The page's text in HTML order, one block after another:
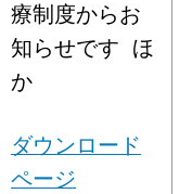
療制度からお
知らせです ほ
か
ダウンロード
ページ